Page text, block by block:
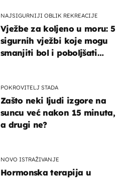
NAJSIGURNIJI OBLIK REKREACIJE
Vježbe za koljeno u moru: 5
sigurnih vježbi koje mogu
smanjiti bol i poboljšati
POKROVITELJ STADA
Zašto neki ljudi izgore na
suncu već nakon 15 minuta,
a drugi ne?
NOVO ISTRAŽIVANJE
Hormonska terapija u